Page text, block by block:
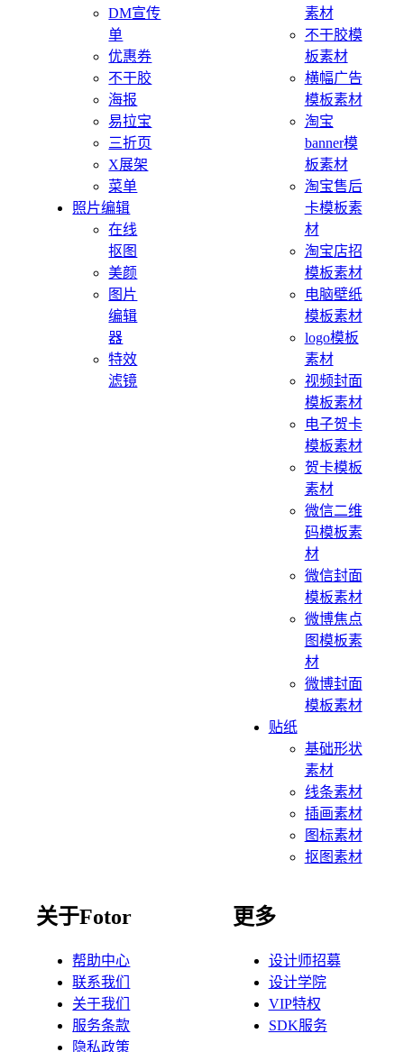
DM宣传
单
优惠券
不干胶
海报
易拉宝
三折页
X展架
菜单
照片编辑
在线
抠图
美颜
图片
编辑
器
特效
滤镜
素材
不干胶模
板素材
横幅广告
模板素材
淘宝
banner模
板素材
淘宝售后
卡模板素
材
淘宝店招
模板素材
电脑壁纸
模板素材
logo模板
素材
视频封面
模板素材
电子贺卡
模板素材
贺卡模板
素材
微信二维
码模板素
材
微信封面
模板素材
微博焦点
图模板素
材
微博封面
模板素材
贴纸
基础形状
素材
线条素材
插画素材
图标素材
抠图素材
关于Fotor
帮助中心
联系我们
关于我们
服务条款
隐私政策
更多
设计师招募
设计学院
VIP特权
SDK服务